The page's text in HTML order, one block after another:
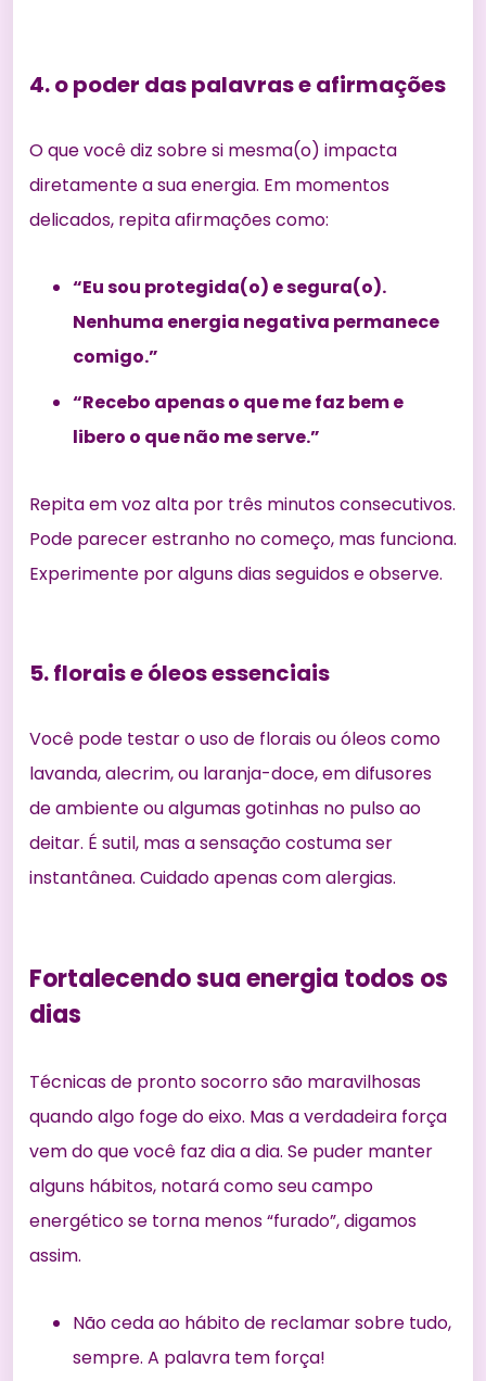
4. o poder das palavras e afirmações
O que você diz sobre si mesma(o) impacta
diretamente a sua energia. Em momentos
delicados, repita afirmações como:
“Eu sou protegida(o) e segura(o).
Nenhuma energia negativa permanece
comigo.”
“Recebo apenas o que me faz bem e
libero o que não me serve.”
Repita em voz alta por três minutos consecutivos.
Pode parecer estranho no começo, mas funciona.
Experimente por alguns dias seguidos e observe.
5. florais e óleos essenciais
Você pode testar o uso de florais ou óleos como
lavanda, alecrim, ou laranja-doce, em difusores
de ambiente ou algumas gotinhas no pulso ao
deitar. É sutil, mas a sensação costuma ser
instantânea. Cuidado apenas com alergias.
Fortalecendo sua energia todos os
dias
Técnicas de pronto socorro são maravilhosas
quando algo foge do eixo. Mas a verdadeira força
vem do que você faz dia a dia. Se puder manter
alguns hábitos, notará como seu campo
energético se torna menos “furado”, digamos
assim.
Não ceda ao hábito de reclamar sobre tudo,
sempre. A palavra tem força!